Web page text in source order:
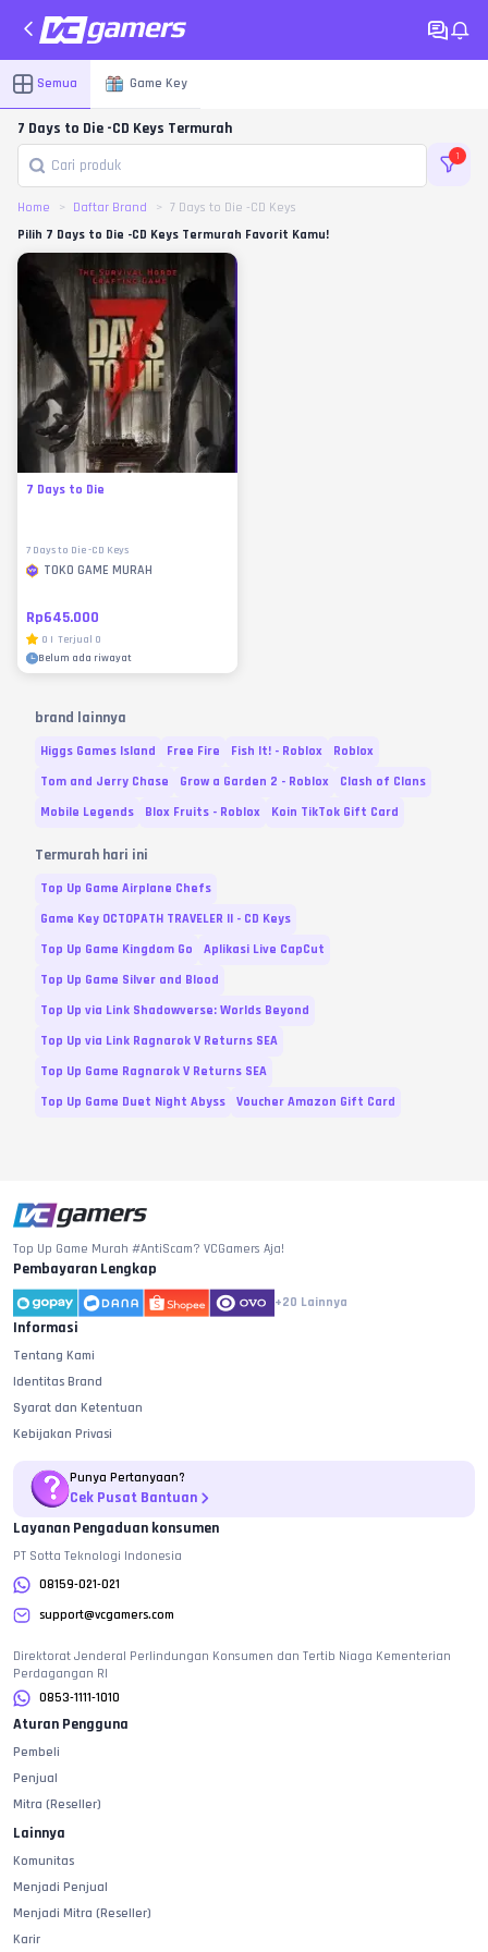
Semua Game Key
7 Days to Die -CD Keys Termurah
1
Home Daftar Brand
7 Days to Die -CD Keys
Pilih 7 Days to Die -CD Keys Termurah Favorit Kamu!
7 Days to Die
7 Days to Die -CD Keys
TOKO GAME MURAH
Rp645.000
0 | Terjual 0
Belum ada riwayat
brand lainnya
Higgs Games Island Free Fire Fish It! - Roblox
Roblox
Tom and Jerry Chase
Grow a Garden 2 - Roblox
Clash of Clans
Mobile Legends
Blox Fruits - Roblox Koin TikTok Gift Card
Termurah hari ini
Top Up Game Airplane Chefs
Game Key OCTOPATH TRAVELER II - CD Keys
Top Up Game Kingdom Go
Aplikasi Live CapCut
Top Up Game Silver and Blood
Top Up via Link Shadowverse: Worlds Beyond
Top Up via Link Ragnarok V Returns SEA
Top Up Game Ragnarok V Returns SEA
Top Up Game Duet Night Abyss
Voucher Amazon Gift Card
Top Up Game Murah #AntiScam? VCGamers Aja!
Pembayaran Lengkap
+20 Lainnya
Informasi
Tentang Kami
Identitas Brand
Syarat dan Ketentuan
Kebijakan Privasi
Punya Pertanyaan?
Cek Pusat Bantuan
Layanan Pengaduan konsumen
PT Sotta Teknologi Indonesia
08159-021-021
support@vcgamers.com
Direktorat Jenderal Perlindungan Konsumen dan Tertib Niaga Kementerian
Perdagangan RI
0853-1111-1010
Aturan Pengguna
Pembeli
Penjual
Mitra (Reseller)
Lainnya
Komunitas
Menjadi Penjual
Menjadi Mitra (Reseller)
Karir